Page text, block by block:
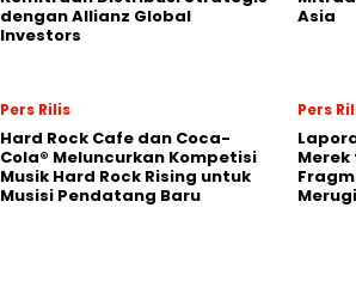
dengan Allianz Global
Investors
Asia
Pers Rilis
Hard Rock Cafe dan Coca-
Cola® Meluncurkan Kompetisi
Musik Hard Rock Rising untuk
Musisi Pendatang Baru
Pers